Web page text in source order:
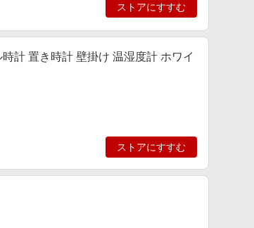
ストアにすすむ
計 置き時計 壁掛け 温湿度計 ホワイ
ストアにすすむ